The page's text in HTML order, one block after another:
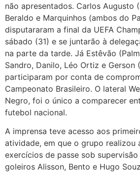
não apresentados. Carlos Augusto
Beraldo e Marquinhos (ambos do
disputararam a final da UEFA
sábado (31) e se juntarão à
na parte da tarde. Já Estêvão
Sandro, Danilo, Léo Ortiz e Gerson
participaram por conta de
Campeonato Brasileiro. O lateral
Negro, foi o único a comparecer
futebol nacional.
A imprensa teve acesso aos
atividade, em que o grupo realizou
exercícios de passe sob
goleiros Alisson, Bento e Hugo